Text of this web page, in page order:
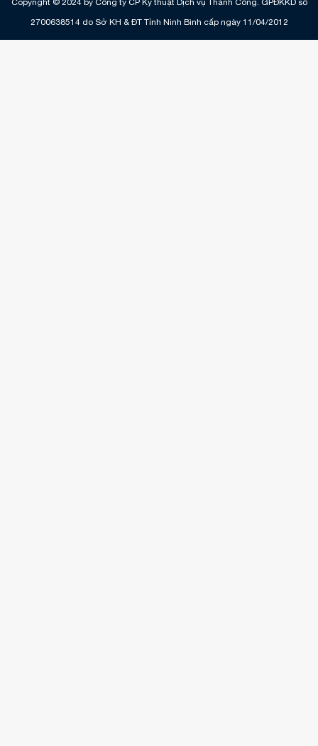
Copyright © 2024 by Công ty CP Kỹ thuật Dịch vụ Thành Công. GPĐKKD số
2700638514 do Sở KH & ĐT Tỉnh Ninh Bình cấp ngày 11/04/2012